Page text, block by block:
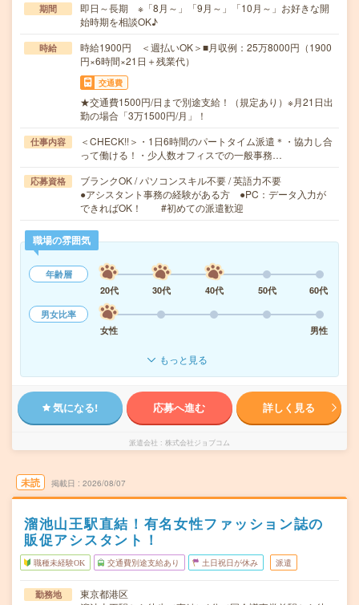
期間
即日～長期 ※「8月～」「9月～」「10月～」お好きな開
始時期を相談OK♪
時給
時給1900円 ＜週払いOK＞■月収例：25万8000円（1900
円×6時間×21日＋残業代）
交通費
★交通費1500円/日まで別途支給！（規定あり）※月21日出
勤の場合「3万1500円/月」！
仕事内容
＜CHECK!!＞・1日6時間のパートタイム派遣＊・協力し合
って働ける！・少人数オフィスでの一般事務…
応募資格
ブランクOK / パソコンスキル不要 / 英語力不要
●アシスタント事務の経験がある方 ●PC：データ入力が
できればOK！ #初めての派遣歓迎
職場の雰囲気
年齢層
20代
30代 40代 50代
60代
男女比率
女性
男性
もっと見る
気になる! 応募へ進む 詳しく見る
派遣会社 株式会社ジョブコム
未読 掲載日 2026/08/07
溜池山王駅直結！有名女性ファッション誌の
販促アシスタント！
職種未経験OK 交通費別途支給あり 土日祝日が休み 派遣
勤務地
東京都港区